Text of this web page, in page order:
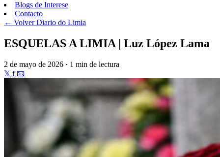
Blogs de Interese
Contacto
← VolverDiario do Limia
ESQUELAS A LIMIA | Luz López Lama
2 de mayo de 2026 · 1 min de lectura
𝕏 f 📧